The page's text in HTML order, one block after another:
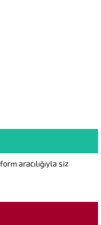
aracılığıyla siz